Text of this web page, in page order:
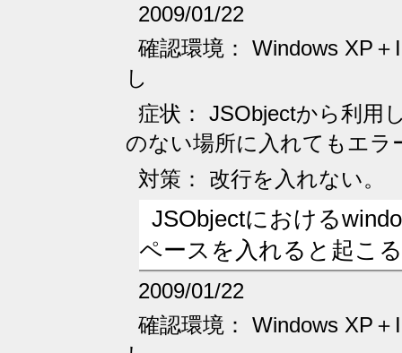
2009/01/22
確認環境： Windows XP
し
症状： JSObjectから利用
のない場所に入れてもエラ
対策： 改行を入れない。
JSObjectにおける
ペースを入れると起こ
2009/01/22
確認環境： Windows XP